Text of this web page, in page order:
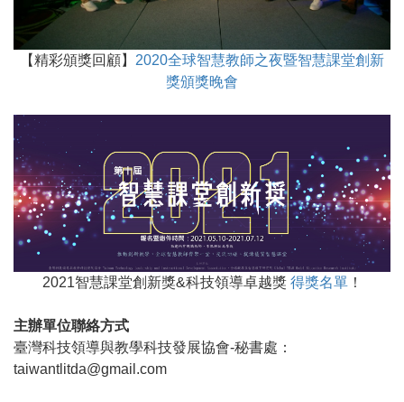
【精彩頒獎回顧】 2020全球智慧教師之夜暨智慧課堂創新
獎頒獎晚會
2021智慧課堂創新獎&科技領導卓越獎 得獎名單！
主辦單位聯絡方式
臺灣科技領導與教學科技發展協會-秘書處：
taiwantlitda@gmail.com